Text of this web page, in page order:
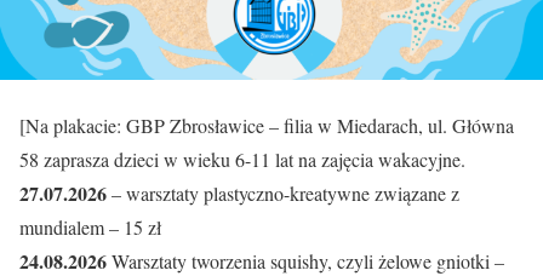
[Na plakacie: GBP Zbrosławice – filia w Miedarach, ul. Główna
58 zaprasza dzieci w wieku 6-11 lat na zajęcia wakacyjne.
27.07.2026– warsztaty plastyczno-kreatywne związane z
mundialem – 15 zł
24.08.2026Warsztaty tworzenia squishy, czyli żelowe gniotki –